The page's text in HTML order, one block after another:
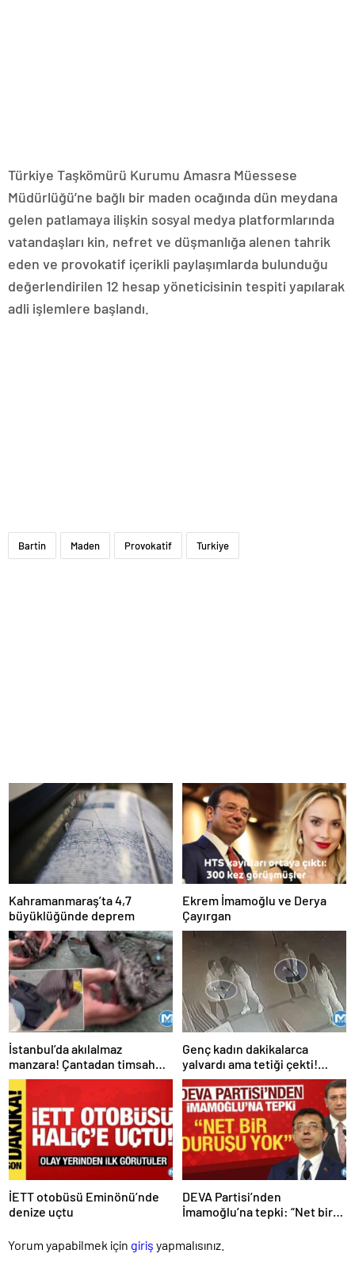
Türkiye Taşkömürü Kurumu Amasra Müessese
Müdürlüğü’ne bağlı bir maden ocağında dün meydana
gelen patlamaya ilişkin sosyal medya platformlarında
vatandaşları kin, nefret ve düşmanlığa alenen tahrik
eden ve provokatif içerikli paylaşımlarda bulunduğu
değerlendirilen 12 hesap yöneticisinin tespiti yapılarak
adli işlemlere başlandı.
Bartin Maden Provokatif Turkiye
Kahramanmaraş’ta 4,7
büyüklüğünde deprem
Ekrem İmamoğlu ve Derya
Çayırgan
İstanbul’da akılalmaz
manzara! Çantadan timsah
çıktı
Genç kadın dakikalarca
yalvardı ama tetiği çekti!
Kurşun yağdırdı
İETT otobüsü Eminönü’nde
denize uçtu
DEVA Partisi’nden
İmamoğlu’na tepki: “Net bir
Yorum yapabilmek için giriş yapmalısınız.